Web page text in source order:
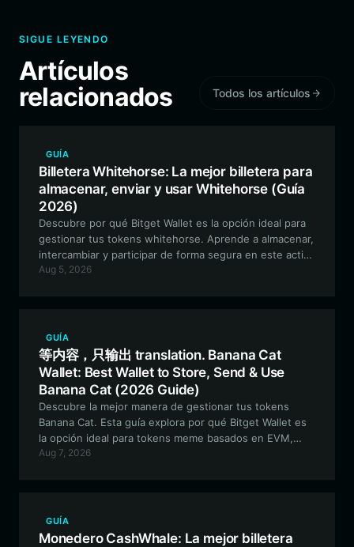
SIGUE LEYENDO
Artículos
relacionados
Todos los artículos
GUÍA
Billetera Whitehorse: La mejor billetera para
almacenar, enviar y usar Whitehorse (Guía
2026)
Descubre por qué Bitget Wallet es la opción ideal para
gestionar tus tokens whitehorse. Aprende a almacenar,
intercambiar y participar de forma segura en este activo
Meme impulsado por la comunidad en el ecosistema
Aug 5, 2026
GUÍA
等内容，只输出 translation. Banana Cat
Wallet: Best Wallet to Store, Send & Use
Banana Cat (2026 Guide)
Descubre la mejor manera de gestionar tus tokens
Banana Cat. Esta guía explora por qué Bitget Wallet es
la opción ideal para tokens meme basados en EVM,
ofreciendo almacenamiento seguro, trading fluido y
Aug 7, 2026
GUÍA
Monedero CashWhale: La mejor billetera